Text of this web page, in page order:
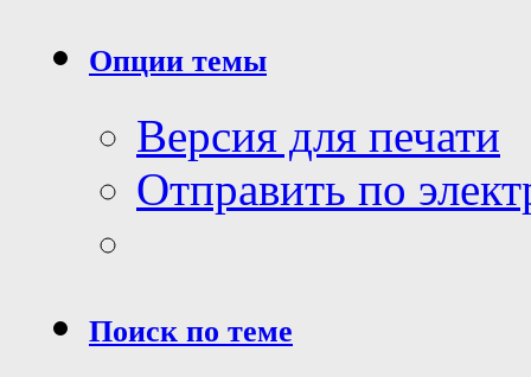
Опции темы
Версия для печати
Отправить по
Поиск по теме